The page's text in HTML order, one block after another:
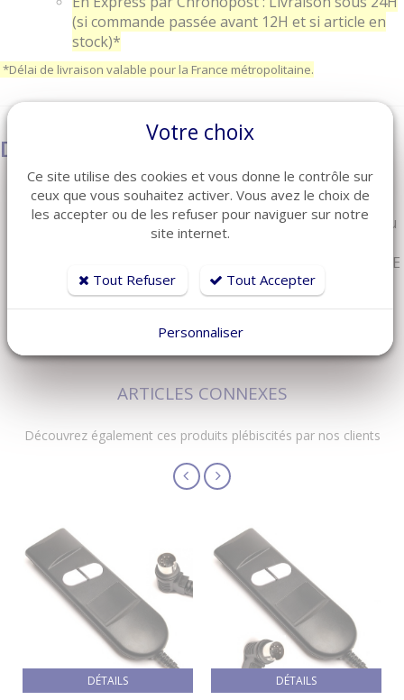
(si commande passée avant 12H et si article en
stock)*
*Délai de livraison valable pour la France métropolitaine.
Description
Crochet en plastique noir
Permet d'accrocher la télécommande
Permet d'équiper une télécommande sans crochet ou
de remplacer un crochet cassé.
Compatible uniquement avec télécommande PROLINE
et BASELINE
ARTICLES CONNEXES
Découvrez également ces produits plébiscités par nos clients
DÉTAILS DÉTAILS
Votre choix
Ce site utilise des cookies et vous donne le contrôle sur
ceux que vous souhaitez activer. Vous avez le choix de
les accepter ou de les refuser pour naviguer sur notre
site internet.
Tout Refuser Tout Accepter
Personnaliser